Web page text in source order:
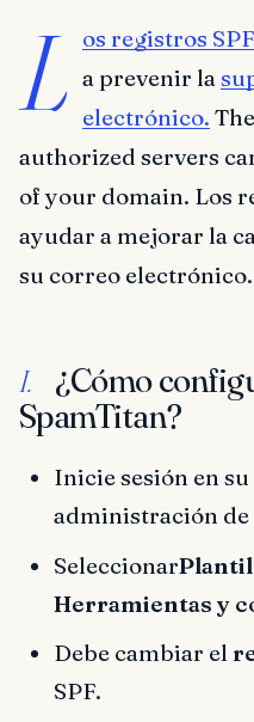
L os registros SPF
a prevenir la
electrónico.
authorized servers
of your domain. Los
ayudar a mejorar la
su correo electrónico.
I.
¿Cómo
SpamTitan?
Inicie sesión en
administración de
Seleccionar
Herramientas y
Debe cambiar el
SPF.